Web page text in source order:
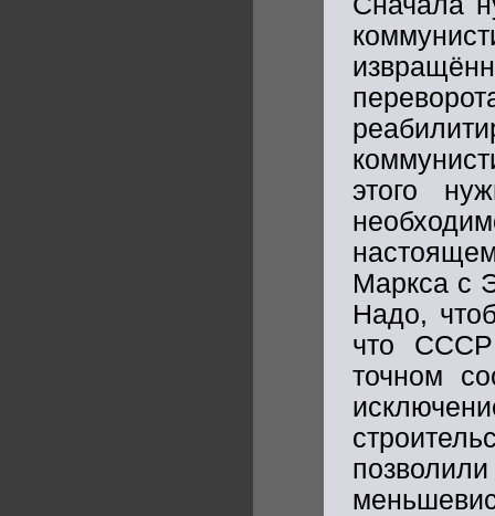
этого
Маркса с
Надо,
что СССР
точном